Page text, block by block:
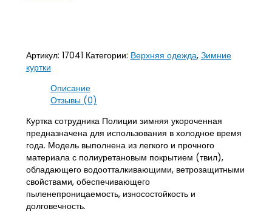
Артикул: 17041 Категории: Верхняя одежда, Зимние
куртки
Описание
Отзывы (0)
Куртка сотрудника Полиции зимняя укороченная
предназначена для использования в холодное время
года. Модель выполнена из легкого и прочного
материала с полиуретановым покрытием (твил),
обладающего водоотталкивающими, ветрозащитными
свойствами, обеспечивающего
пыленепроницаемость, износостойкость и
долговечность.